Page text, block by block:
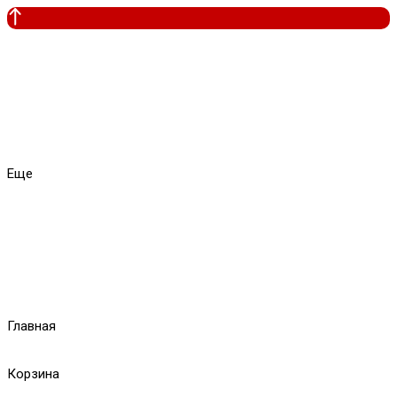
Еще
Главная
Корзина